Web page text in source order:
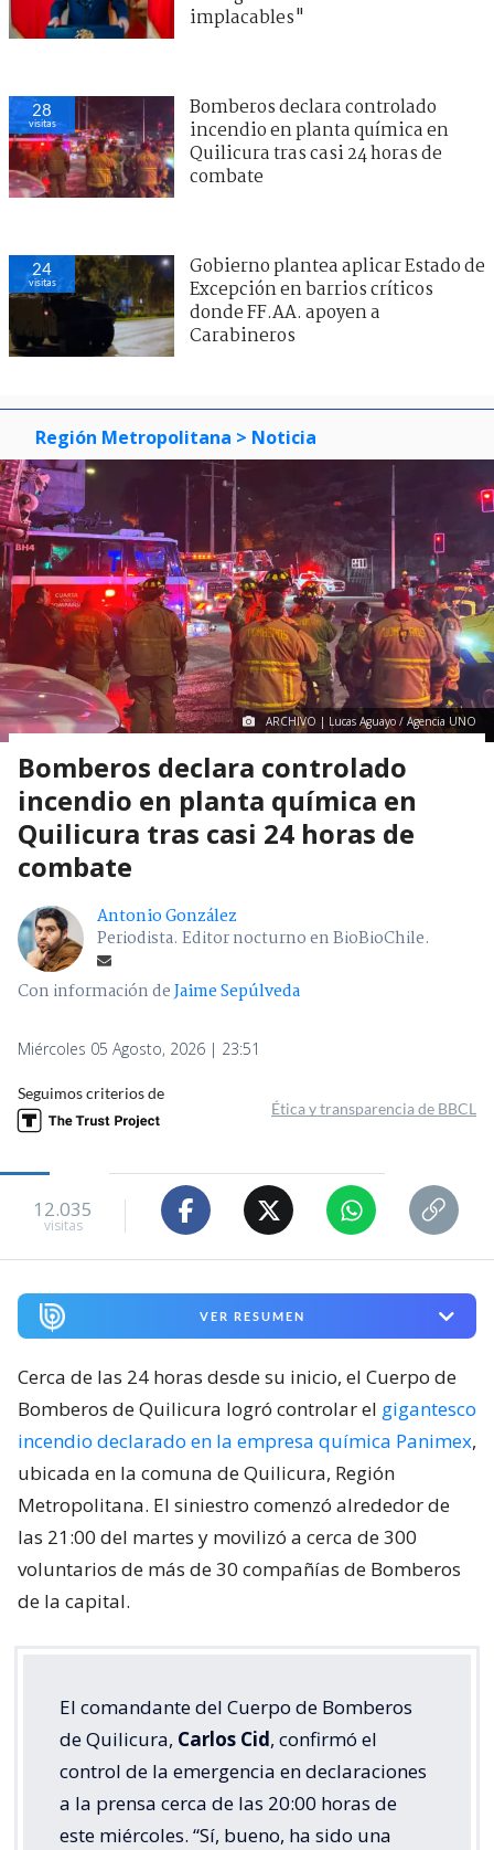
implacables"
28
visitas
Bomberos declara controlado
incendio en planta química en
Quilicura tras casi 24 horas de
combate
24
visitas
Gobierno plantea aplicar Estado de
Excepción en barrios críticos
donde FF.AA. apoyen a
Carabineros
Región Metropolitana > Noticia
ARCHIVO | Lucas Aguayo / Agencia UNO
Bomberos declara controlado
incendio en planta química en
Quilicura tras casi 24 horas de
combate
Antonio González
Periodista. Editor nocturno en BioBioChile.
Con información deJaime Sepúlveda
Miércoles 05 Agosto, 2026 | 23:51
Seguimos criterios de
Ética y transparencia de BBCL
12.035
visitas
VER RESUMEN
Cerca de las 24 horas desde su inicio, el Cuerpo de
Bomberos de Quilicura logró controlar el gigantesco
incendio declarado en la empresa química Panimex,
ubicada en la comuna de Quilicura, Región
Metropolitana. El siniestro comenzó alrededor de
las 21:00 del martes y movilizó a cerca de 300
voluntarios de más de 30 compañías de Bomberos
de la capital.
El comandante del Cuerpo de Bomberos
de Quilicura, Carlos Cid, confirmó el
control de la emergencia en declaraciones
a la prensa cerca de las 20:00 horas de
este miércoles. “Sí, bueno, ha sido una